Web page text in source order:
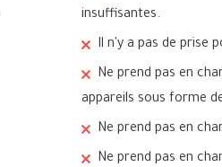
insuffisantes.
Il n'y a pas de prise
Ne prend pas en
appareils sous forme
Ne prend pas en
Ne prend pas en